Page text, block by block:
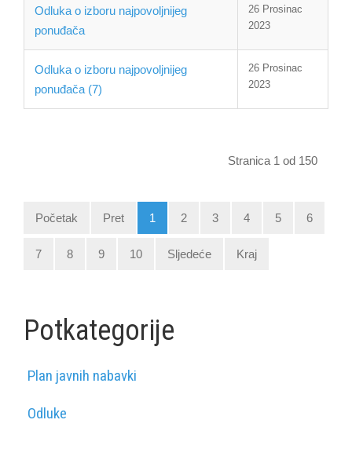
Odluka o izboru najpovoljnijeg
ponuđača
26 Prosinac
2023
Odluka o izboru najpovoljnijeg
ponuđača (7)
26 Prosinac
2023
Stranica 1 od 150
Početak Pret 1 2 3 4 5 6
7 8 9 10 Sljedeće Kraj
Potkategorije
Plan javnih nabavki
Odluke